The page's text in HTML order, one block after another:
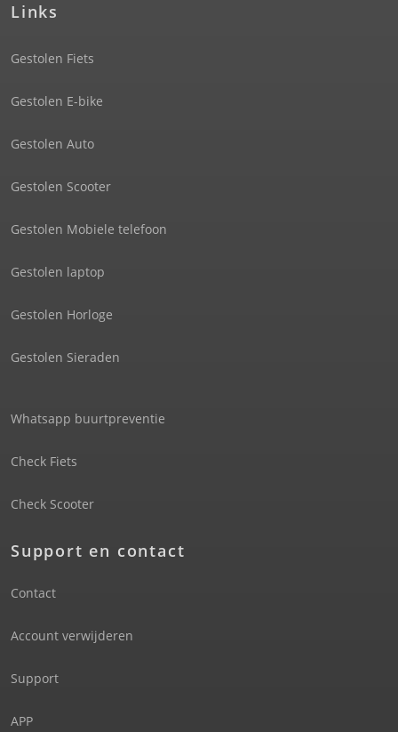
Links
Gestolen Fiets
Gestolen E-bike
Gestolen Auto
Gestolen Scooter
Gestolen Mobiele telefoon
Gestolen laptop
Gestolen Horloge
Gestolen Sieraden
Whatsapp buurtpreventie
Check Fiets
Check Scooter
Support en contact
Contact
Account verwijderen
Support
APP